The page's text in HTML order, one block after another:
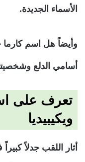
الأسماء الجديدة.
وأيضاً هل اسم كارما
أسامي الدلع
تعرف على
ويكيبيديا
أثار اللقب جدلاً